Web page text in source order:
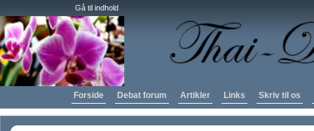
Gå til indhold
Forside Debat forum Artikler Links Skriv til os